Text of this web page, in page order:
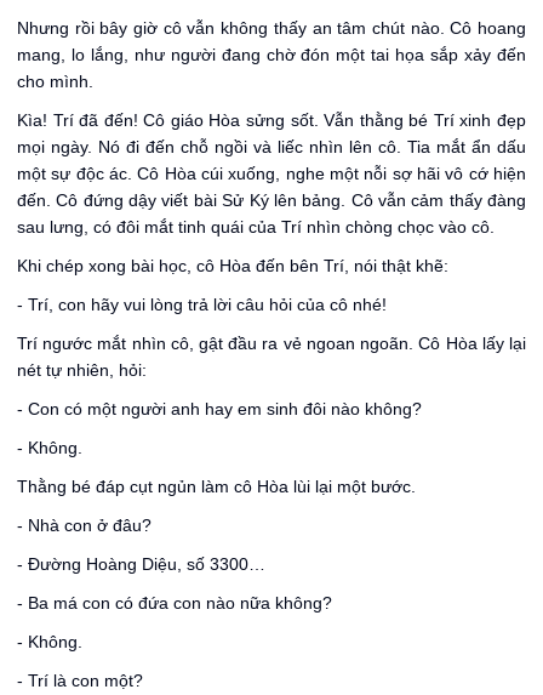
Nhưng rồi bây giờ cô vẫn không thấy an tâm chút nào. Cô hoang
mang, lo lắng, như người đang chờ đón một tai họa sắp xảy đến
cho mình.
Kìa! Trí đã đến! Cô giáo Hòa sửng sốt. Vẫn thằng bé Trí xinh đẹp
mọi ngày. Nó đi đến chỗ ngồi và liếc nhìn lên cô. Tia mắt ẩn dấu
một sự độc ác. Cô Hòa cúi xuống, nghe một nỗi sợ hãi vô cớ hiện
đến. Cô đứng dậy viết bài Sử Ký‎ lên bảng. Cô vẫn cảm thấy đàng
sau lưng, có đôi mắt tinh quái của Trí nhìn chòng chọc vào cô.
Khi chép xong bài học, cô Hòa đến bên Trí, nói thật khẽ:
- Trí, con hãy vui lòng trả lời câu hỏi của cô nhé!
Trí ngước mắt nhìn cô, gật đầu ra vẻ ngoan ngoãn. Cô Hòa lấy lại
nét tự nhiên, hỏi:
- Con có một người anh hay em sinh đôi nào không?
- Không.
Thằng bé đáp cụt ngủn làm cô Hòa lùi lại một bước.
- Nhà con ở đâu?
- Đường Hoàng Diệu, số 3300…
- Ba má con có đứa con nào nữa không?
- Không.
- Trí là con một?